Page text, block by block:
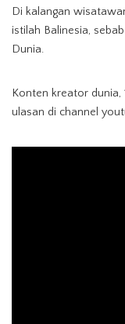
Di kalangan
istilah Balinesia,
Dunia.
Konten kreator dunia,
ulasan di channel